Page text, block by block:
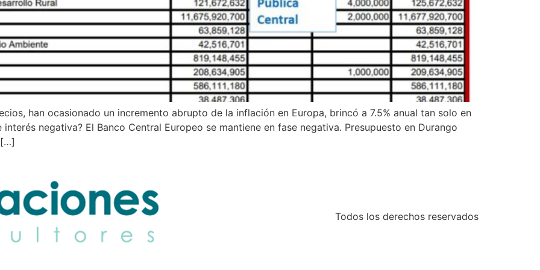
han ocasionado un incremento abrupto de la inflación en Europa, brincó a 7.5% anual tan solo en
negativa? El Banco Central Europeo se mantiene en fase negativa. Presupuesto en Durango
Todos los derechos reservados